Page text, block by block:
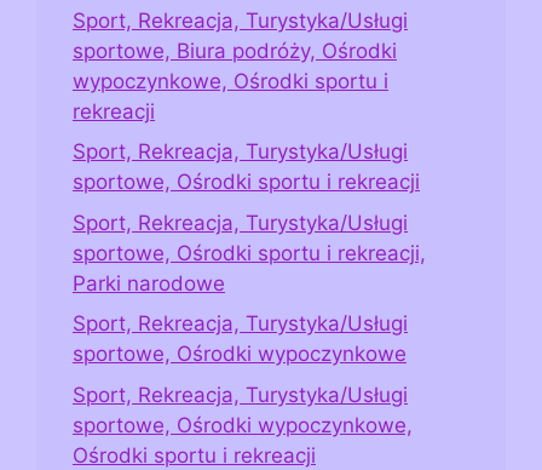
Sport, Rekreacja, Turystyka/Usługi
sportowe, Biura podróży, Ośrodki
wypoczynkowe, Ośrodki sportu i
rekreacji
Sport, Rekreacja, Turystyka/Usługi
sportowe, Ośrodki sportu i rekreacji
Sport, Rekreacja, Turystyka/Usługi
sportowe, Ośrodki sportu i rekreacji,
Parki narodowe
Sport, Rekreacja, Turystyka/Usługi
sportowe, Ośrodki wypoczynkowe
Sport, Rekreacja, Turystyka/Usługi
sportowe, Ośrodki wypoczynkowe,
Ośrodki sportu i rekreacji